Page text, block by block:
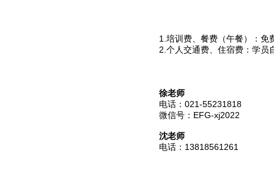
1.培训费、餐费（午餐）：免
2.个人交通费、住宿费：学员
徐老师
电话：021-55231818
微信号：EFG-xj2022
沈老师
电话：13818561261